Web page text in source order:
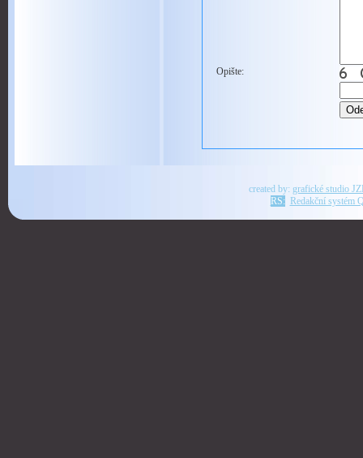
Opište:
created by: grafické studio
RS: Redakční systém